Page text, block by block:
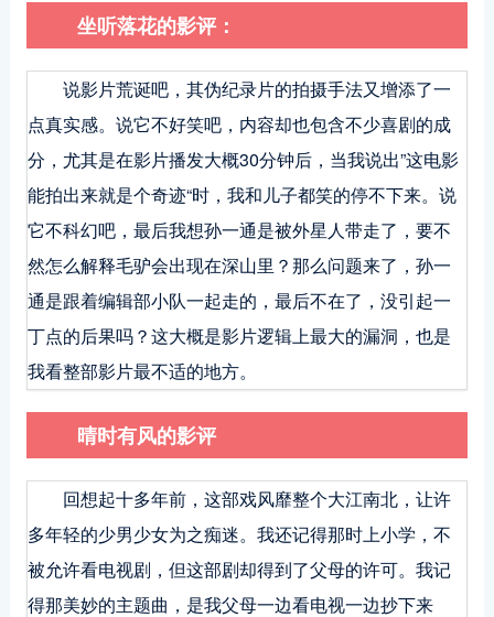
坐听落花的影评：
说影片荒诞吧，其伪纪录片的拍摄手法又增添了一
点真实感。说它不好笑吧，内容却也包含不少喜剧的成
分，尤其是在影片播发大概30分钟后，当我说出”这电影
能拍出来就是个奇迹“时，我和儿子都笑的停不下来。说
它不科幻吧，最后我想孙一通是被外星人带走了，要不
然怎么解释毛驴会出现在深山里？那么问题来了，孙一
通是跟着编辑部小队一起走的，最后不在了，没引起一
丁点的后果吗？这大概是影片逻辑上最大的漏洞，也是
我看整部影片最不适的地方。
晴时有风的影评
回想起十多年前，这部戏风靡整个大江南北，让许
多年轻的少男少女为之痴迷。我还记得那时上小学，不
被允许看电视剧，但这部剧却得到了父母的许可。我记
得那美妙的主题曲，是我父母一边看电视一边抄下来